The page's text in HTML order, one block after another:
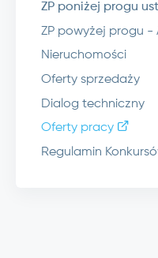
ZP poniżej progu
ZP powyżej progu -
Nieruchomości
Oferty sprzedaży
Dialog techniczny
Oferty pracy
Regulamin